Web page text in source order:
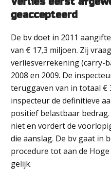
geaccepteerd
De bv doet in 2011
van € 17,3 miljoen. Zij
verliesverrekening (carry-
2008 en 2009. De
teruggaven van in totaal €
inspecteur de definitieve
positief belastbaar
niet en vordert de
die aanslag. De bv gaat in
procedure tot aan de
gelijk.